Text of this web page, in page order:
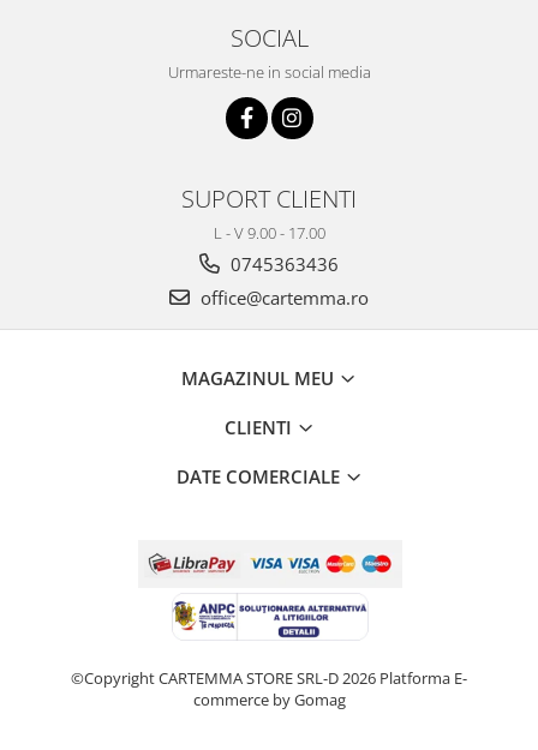
SOCIAL
Urmareste-ne in social media
SUPORT CLIENTI
L - V 9.00 - 17.00
0745363436
office@cartemma.ro
MAGAZINUL MEU
CLIENTI
DATE COMERCIALE
©Copyright CARTEMMA STORE SRL-D 2026 Platforma E-
commerce by Gomag